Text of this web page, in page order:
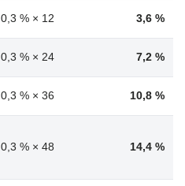
0,3 % × 12 3,6 %
0,3 % × 24 7,2 %
0,3 % × 36 10,8 %
0,3 % × 48 14,4 %